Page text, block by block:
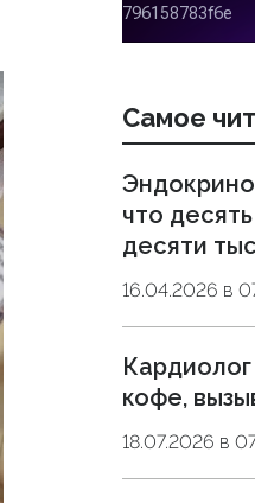
Самое
что
десяти
16.04.2026 в
кофе,
18.07.2026 в